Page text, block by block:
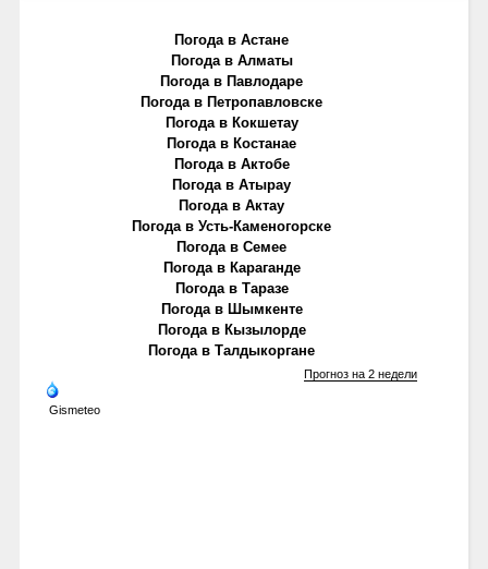
Погода в Астане
Погода в Алматы
Погода в Павлодаре
Погода в Петропавловске
Погода в Кокшетау
Погода в Костанае
Погода в Актобе
Погода в Атырау
Погода в Актау
Погода в Усть-Каменогорске
Погода в Семее
Погода в Караганде
Погода в Таразе
Погода в Шымкенте
Погода в Кызылорде
Погода в Талдыкоргане
Gismeteo
Прогноз на 2 недели